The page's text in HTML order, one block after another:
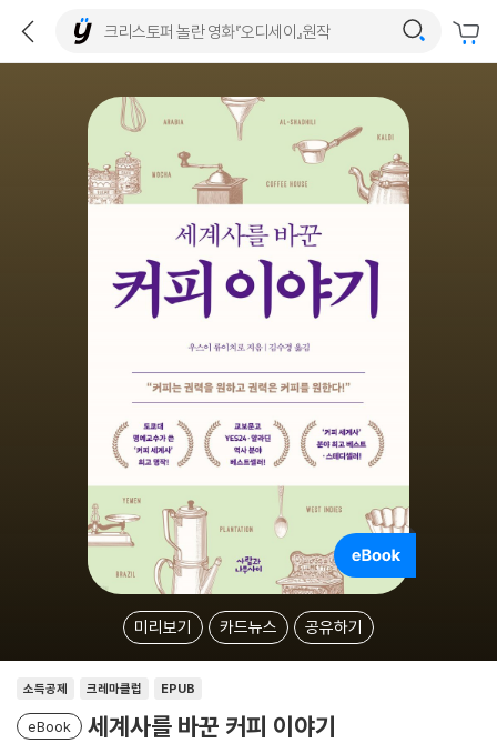
미리보기 카드뉴스 공유하기
소득공제 크레마클럽 EPUB
eBook 세계사를 바꾼 커피 이야기